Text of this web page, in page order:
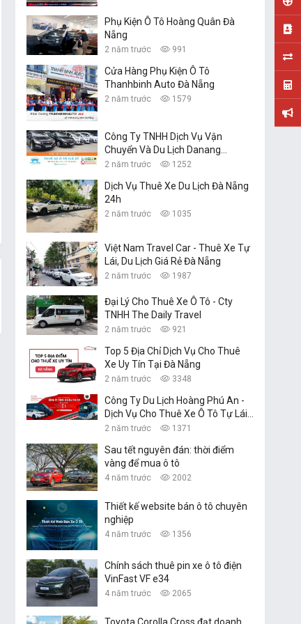
Phụ Kiện Ô Tô Hoàng Quân Đà
Nẵng
2 năm trước 991
Cửa Hàng Phụ Kiện Ô Tô
Thanhbinh Auto Đà Nẵng
2 năm trước 1579
Công Ty TNHH Dịch Vụ Vận
Chuyển Và Du Lịch Danang
Transfer
2 năm trước 1252
Dịch Vụ Thuê Xe Du Lịch Đà Nẵng
24h
2 năm trước 1035
Việt Nam Travel Car - Thuê Xe Tự
Lái, Du Lịch Giá Rẻ Đà Nẵng
2 năm trước 1987
Đại Lý Cho Thuê Xe Ô Tô - Cty
TNHH The Daily Travel
2 năm trước 921
Top 5 Địa Chỉ Dịch Vụ Cho Thuê
Xe Uy Tín Tại Đà Nẵng
2 năm trước 3348
Công Ty Du Lịch Hoàng Phú An -
Dịch Vụ Cho Thuê Xe Ô Tô Tự Lái,
Xe Du Lịch Đà Nẵng
2 năm trước 1371
Sau tết nguyên đán: thời điểm
vàng để mua ô tô
4 năm trước 2002
Thiết kế website bán ô tô chuyên
nghiệp
4 năm trước 1356
Chính sách thuê pin xe ô tô điện
VinFast VF e34
4 năm trước 2065